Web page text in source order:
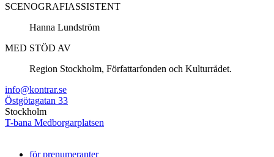
SCENOGRAFIASSISTENT
Hanna Lundström
MED STÖD AV
Region Stockholm, Författarfonden och Kulturrådet.
info@kontrar.se
Östgötagatan 33
Stockholm
T-bana Medborgarplatsen
för prenumeranter